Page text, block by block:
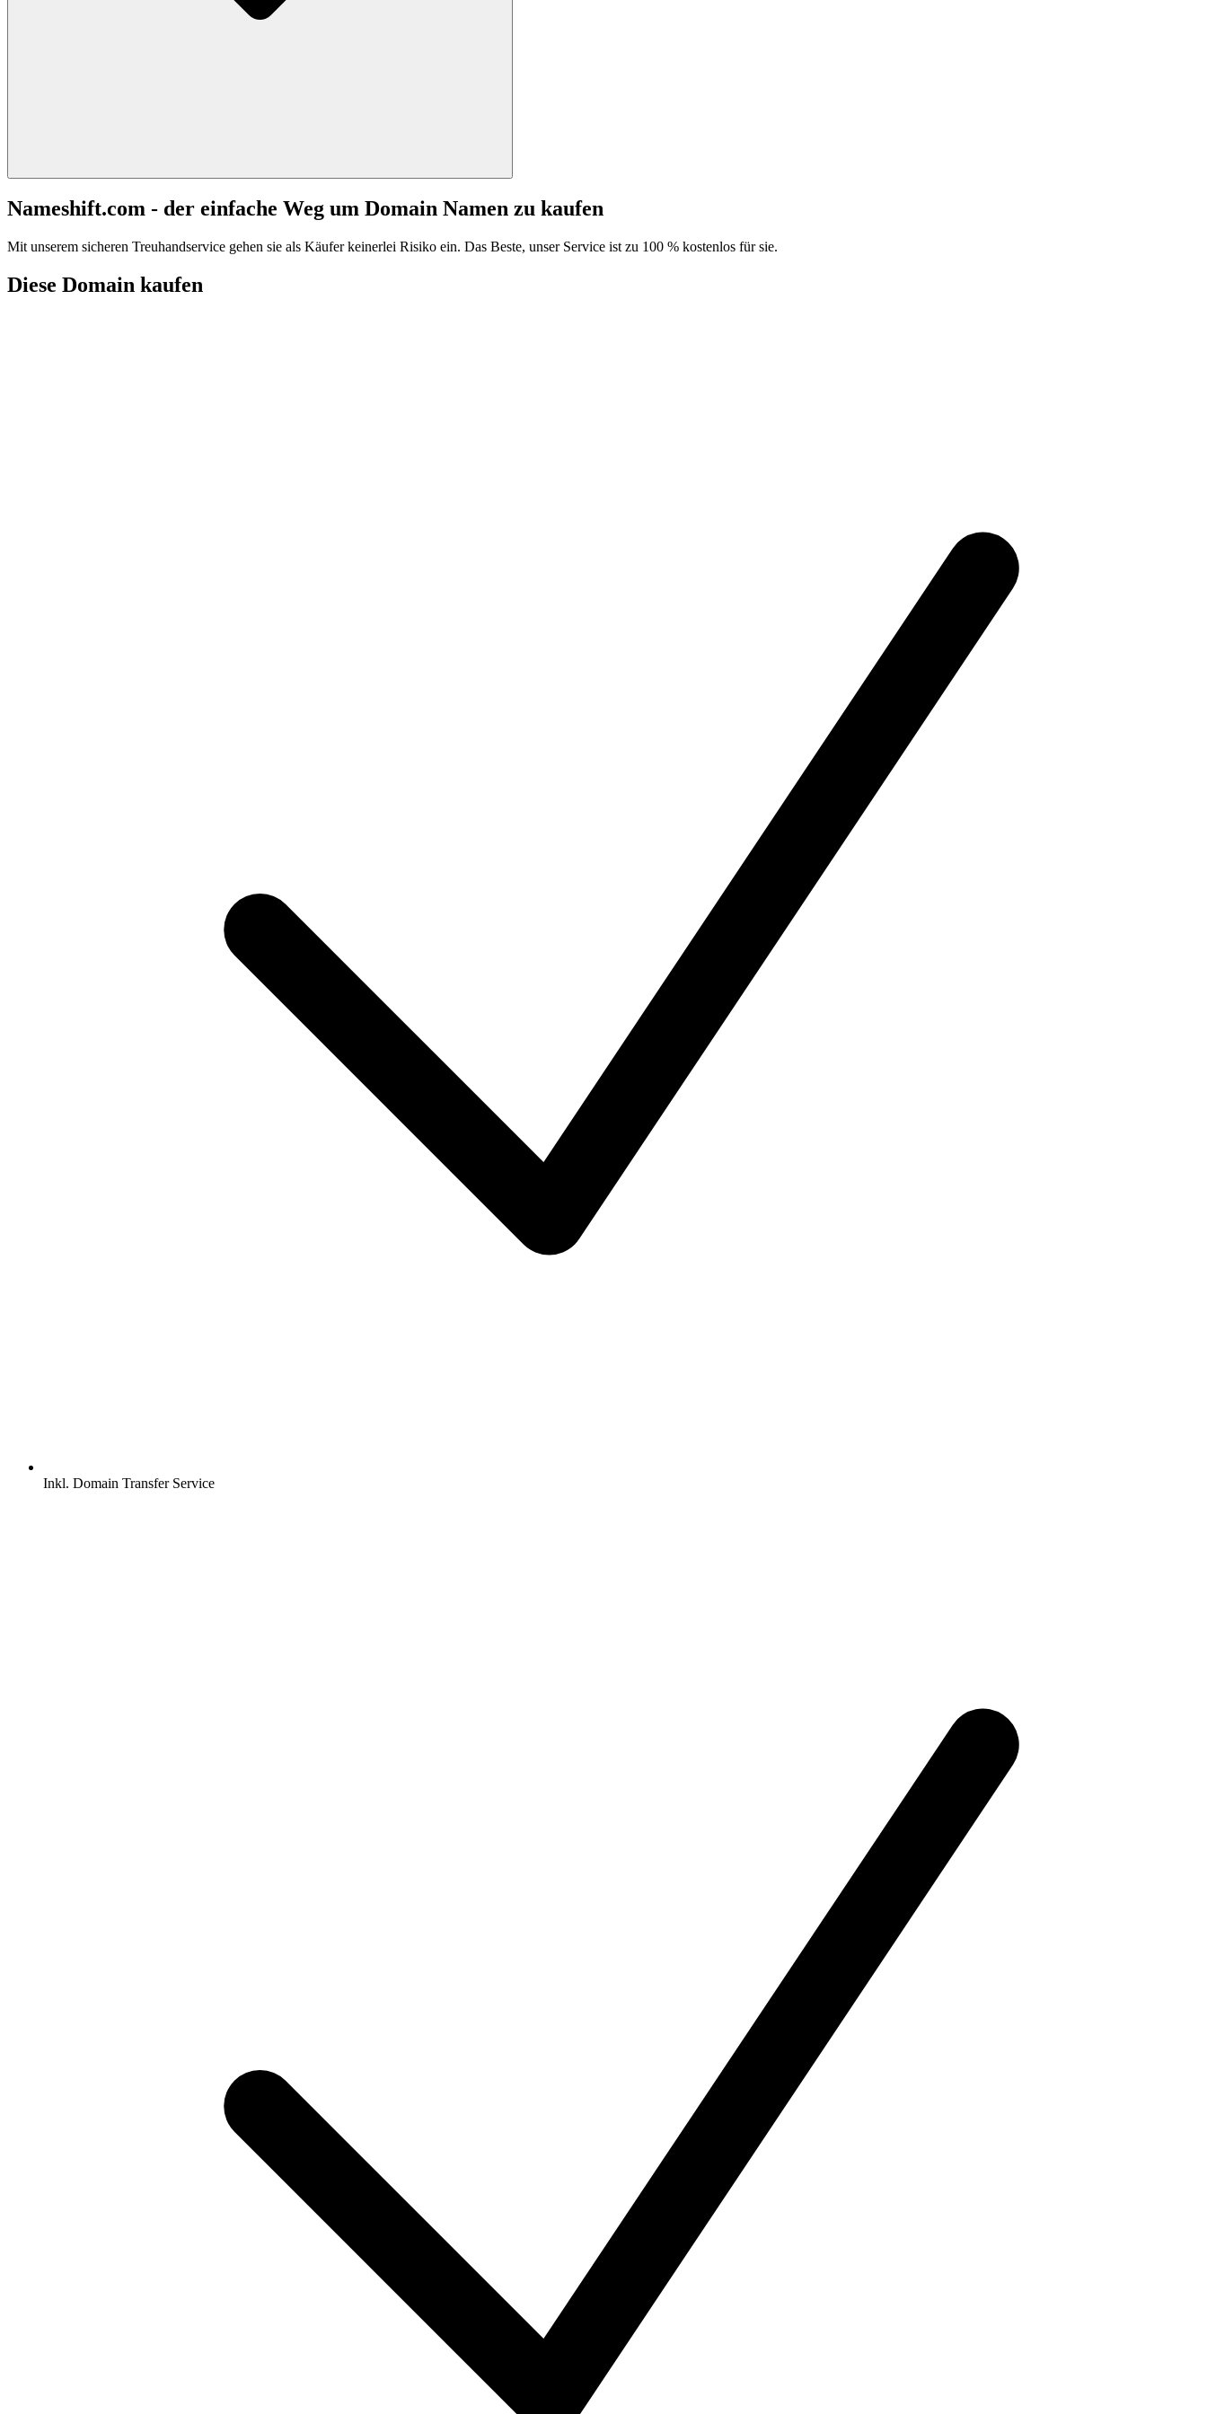
Nameshift.com - der einfache Weg um Domain Namen zu kaufen
Mit unserem sicheren Treuhandservice gehen sie als Käufer keinerlei Risiko ein. Das Beste, unser Service ist zu 100 % kostenlos für sie.
Diese Domain kaufen
Inkl. Domain Transfer Service